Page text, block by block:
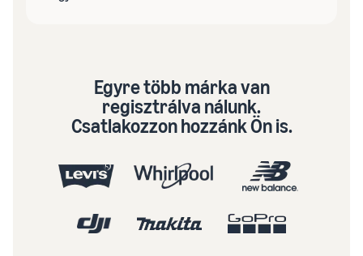
Egyre több márka van
regisztrálva nálunk.
Csatlakozzon hozzánk Ön is.